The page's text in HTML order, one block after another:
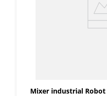
Mixer industrial Robot